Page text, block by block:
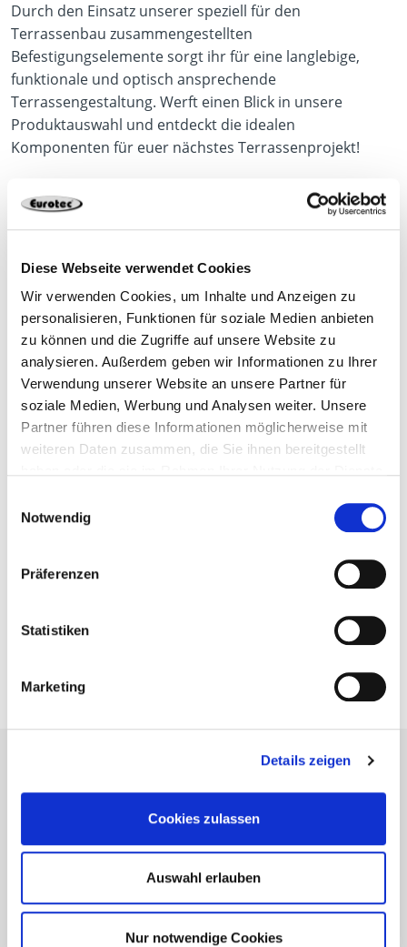
Diese Webseite verwendet Cookies
Wir verwenden Cookies, um Inhalte und Anzeigen zu
personalisieren, Funktionen für soziale Medien anbieten
zu können und die Zugriffe auf unsere Website zu
analysieren. Außerdem geben wir Informationen zu Ihrer
Verwendung unserer Website an unsere Partner für
soziale Medien, Werbung und Analysen weiter. Unsere
Partner führen diese Informationen möglicherweise mit
weiteren Daten zusammen, die Sie ihnen bereitgestellt
Notwendig
Präferenzen
Statistiken
Marketing
Details zeigen
Cookies zulassen
Auswahl erlauben
Nur notwendige Cookies
Durch den Einsatz unserer speziell für den
Terrassenbau zusammengestellten
Befestigungselemente sorgt ihr für eine langlebige,
funktionale und optisch ansprechende
Terrassengestaltung. Werft einen Blick in unsere
Produktauswahl und entdeckt die idealen
Komponenten für euer nächstes Terrassenprojekt!
Zu den Terrassenprodukten
Du bist neugierig und möchtest keine Videos mehr
verpassen?Abonniere jetzt unseren YouTube-Kanal
und erlebe mehr spannende Inhalte mit Coach Florian.
Zum YouTube-Kanal